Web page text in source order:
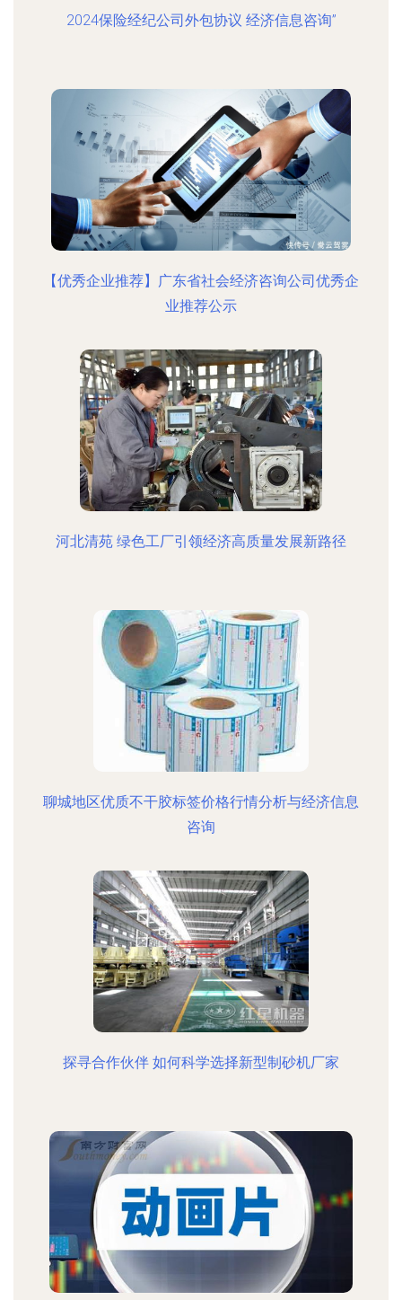
2024保险经纪公司外包协议 经济信息咨询”
【优秀企业推荐】广东省社会经济咨询公司优秀企
业推荐公示
河北清苑 绿色工厂引领经济高质量发展新路径
聊城地区优质不干胶标签价格行情分析与经济信息
咨询
探寻合作伙伴 如何科学选择新型制砂机厂家